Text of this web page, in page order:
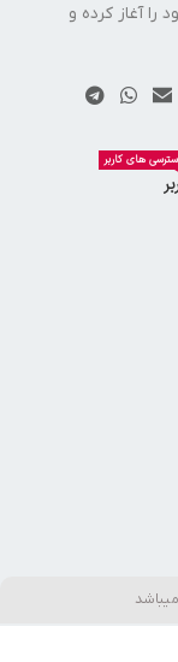
را آغاز کرده و
های کاربر
میباشد